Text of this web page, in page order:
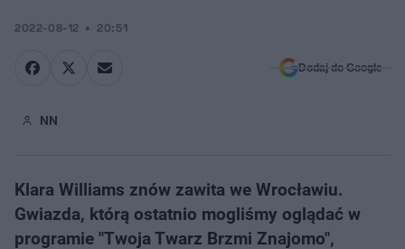
2022-08-12 20:51
Dodaj do Google
NN
Klara Williams znów zawita we Wrocławiu.
Gwiazda, którą ostatnio mogliśmy oglądać w
programie "Twoja Twarz Brzmi Znajomo",